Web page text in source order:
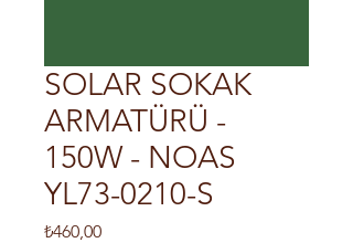
SOLAR SOKAK
ARMATÜRÜ -
150W - NOAS
YL73-0210-S
₺460,00Fiyat